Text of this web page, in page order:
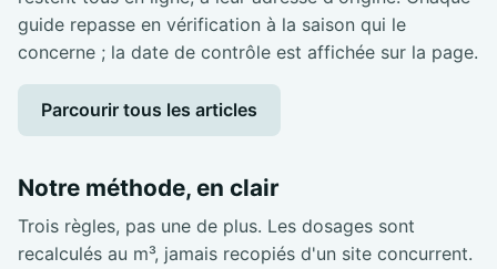
guide repasse en vérification à la saison qui le
concerne ; la date de contrôle est affichée sur la page.
Parcourir tous les articles
Notre méthode, en clair
Trois règles, pas une de plus. Les dosages sont
recalculés au m³, jamais recopiés d'un site concurrent.